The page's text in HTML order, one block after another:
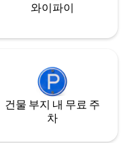
와이파이
건물 부지 내 무료 주
차